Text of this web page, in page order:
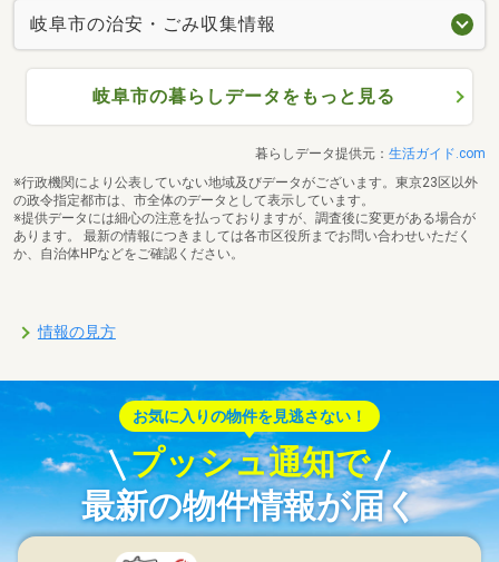
岐阜市の治安・ごみ収集情報
岐阜市の暮らしデータをもっと見る
暮らしデータ提供元： 生活ガイド.com
※行政機関により公表していない地域及びデータがございます。東京23区以外
の政令指定都市は、市全体のデータとして表示しています。
※提供データには細心の注意を払っておりますが、調査後に変更がある場合が
あります。 最新の情報につきましては各市区役所までお問い合わせいただく
か、自治体HPなどをご確認ください。
情報の見方
お気に入りの物件を見逃さない！
プッシュ通知で
最新の物件情報が届く